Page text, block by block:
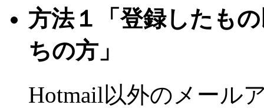
方法１「登録したも
ちの方」
Hotmail以外のメール